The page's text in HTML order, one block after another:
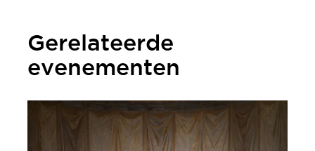
Gerelateerde
evenementen
Festival Oude Muziek Knechtsteden